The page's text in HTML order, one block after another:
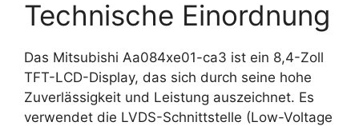
Technische Einordnung
Das Mitsubishi Aa084xe01-ca3 ist ein 8,4-Zoll
TFT-LCD-Display, das sich durch seine hohe
Zuverlässigkeit und Leistung auszeichnet. Es
verwendet die LVDS-Schnittstelle (Low-Voltage